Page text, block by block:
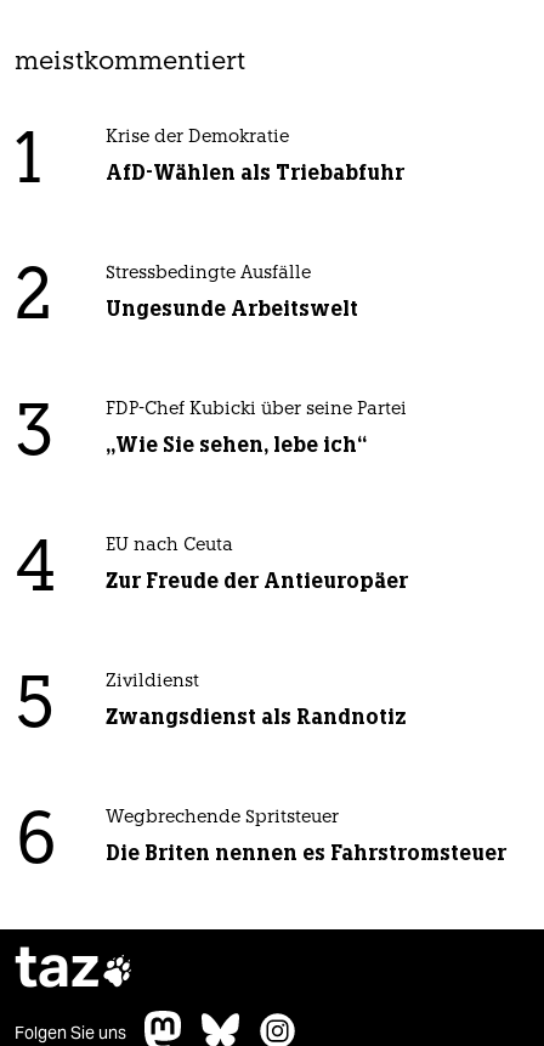
meistkommentiert
1 Krise der Demokratie
AfD-Wählen als Triebabfuhr
2 Stressbedingte Ausfälle
Ungesunde Arbeitswelt
3 FDP-Chef Kubicki über seine Partei
„Wie Sie sehen, lebe ich“
4 EU nach Ceuta
Zur Freude der Antieuropäer
5 Zivildienst
Zwangsdienst als Randnotiz
6 Wegbrechende Spritsteuer
Die Briten nennen es Fahrstromsteuer
taz
Folgen Sie uns